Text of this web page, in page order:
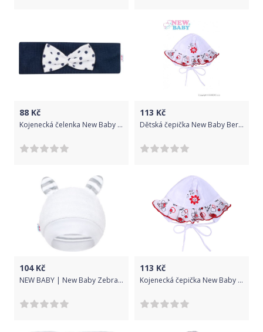
88 Kč
Kojenecká čelenka New Baby Lady bílá s putíky, Bílá
113 Kč
Dětská čepička New Baby Beruška, Bílá, 80 (9-12m)
104Kč
NEW BABY | New Baby Zebra | Luxusní dětská zimní čepička s oušky New Baby Zebra | Bílá | 68 (4-6m)
113 Kč
Kojenecká čepička New Baby Beruška